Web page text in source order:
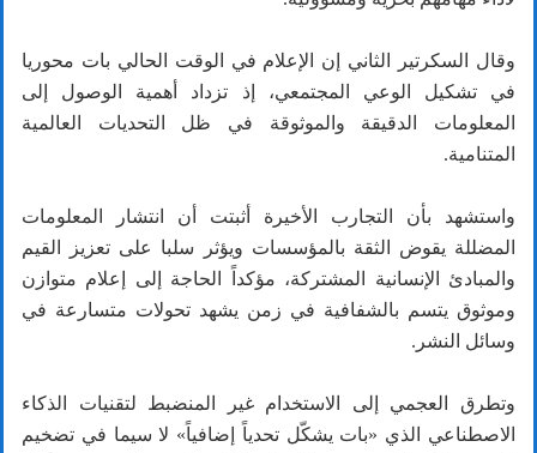
وقال السكرتير الثاني إن الإعلام في الوقت الحالي بات محوريا
في تشكيل الوعي المجتمعي، إذ تزداد أهمية الوصول إلى
المعلومات الدقيقة والموثوقة في ظل التحديات العالمية
المتنامية.
واستشهد بأن التجارب الأخيرة أثبتت أن انتشار المعلومات
المضللة يقوض الثقة بالمؤسسات ويؤثر سلبا على تعزيز القيم
والمبادئ الإنسانية المشتركة، مؤكداً الحاجة إلى إعلام متوازن
وموثوق يتسم بالشفافية في زمن يشهد تحولات متسارعة في
وسائل النشر.
وتطرق العجمي إلى الاستخدام غير المنضبط لتقنيات الذكاء
الاصطناعي الذي «بات يشكّل تحدياً إضافياً» لا سيما في تضخيم